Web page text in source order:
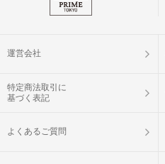
運営会社
特定商法取引に
基づく表記
よくあるご質問